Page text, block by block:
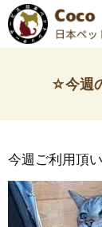
☆今週
今週ご利用頂